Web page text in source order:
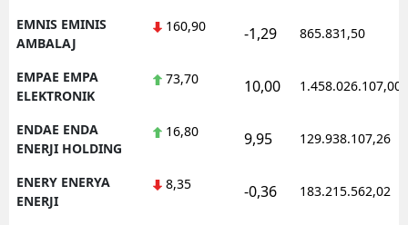
EMNIS EMINIS
AMBALAJ
160,90 -1,29 865.831,50
EMPAE EMPA
ELEKTRONIK
73,70 10,00 1.458.026.107,00
ENDAE ENDA
ENERJI HOLDING
16,80 9,95 129.938.107,26
ENERY ENERYA
ENERJI
8,35 -0,36 183.215.562,02